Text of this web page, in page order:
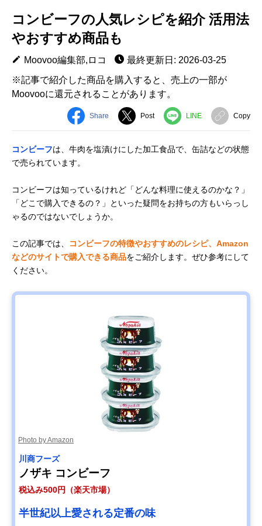
コンビーフの人気レシピを紹介 活用法
やおすすめ商品も
Moovoo編集部,ロコ
最終更新日: 2026-03-25
※記事で紹介した商品を購入すると、売上の一部が
Moovooに還元されることがあります。
Share Post LINE Copy
コンビーフは、牛肉を塩漬けにした加工食品で、缶詰などの状態
で売られています。
コンビーフは知っているけれど「どんな料理に使えるのかな？」
「どこで購入できるの？」といった疑問をお持ちの方もいらっし
ゃるのではないでしょうか。
この記事では、
コンビーフの特徴やおすすめのレシピ、Amazon
などのサイトで購入できる商品をご紹介します。ぜひ参考にして
ください。
Photo by Amazon
川商フーズ
ノザキ コンビーフ
税込み500円（楽天市場）
半世紀以上愛される定番の味